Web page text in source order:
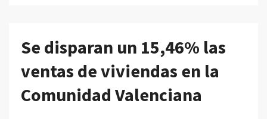
Se disparan un 15,46% las
ventas de viviendas en la
Comunidad Valenciana